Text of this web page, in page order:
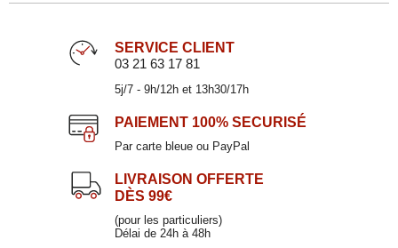
SERVICE CLIENT
03 21 63 17 81
5j/7 - 9h/12h et 13h30/17h
PAIEMENT 100% SECURISÉ
Par carte bleue ou PayPal
LIVRAISON OFFERTE
DÈS 99€
(pour les particuliers)
Délai de 24h à 48h